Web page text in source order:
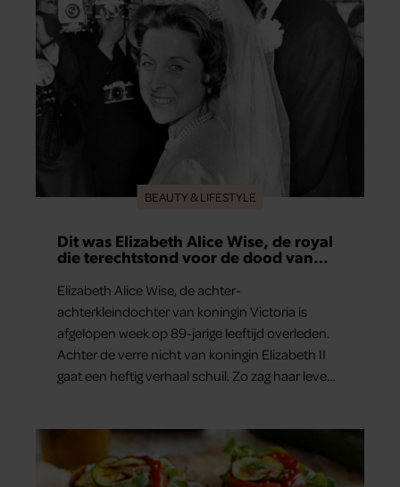
BEAUTY & LIFESTYLE
Dit was Elizabeth Alice Wise, de royal
die terechtstond voor de dood van
Elizabeth Alice Wise, de achter-
achterkleindochter van koningin Victoria is
afgelopen week op 89-jarige leeftijd overleden.
Achter de verre nicht van koningin Elizabeth II
gaat een heftig verhaal schuil. Zo zag haar leven